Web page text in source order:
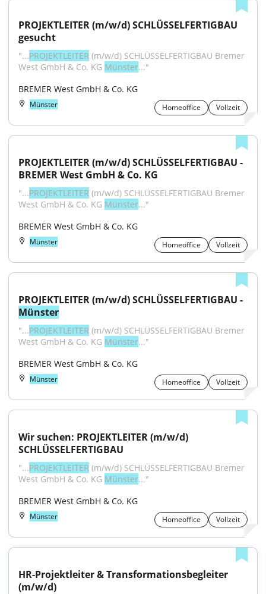
PROJEKTLEITER (m/w/d) SCHLÜSSELFERTIGBAU
gesucht
"...PROJEKTLEITER (m/w/d) SCHLÜSSELFERTIGBAU Bremer
West GmbH & Co. KG Münster..."
BREMER West GmbH & Co. KG
Münster Homeoffice Vollzeit
PROJEKTLEITER (m/w/d) SCHLÜSSELFERTIGBAU -
BREMER West GmbH & Co. KG
"...PROJEKTLEITER (m/w/d) SCHLÜSSELFERTIGBAU Bremer
West GmbH & Co. KG Münster..."
BREMER West GmbH & Co. KG
Münster Homeoffice Vollzeit
Münster
"...PROJEKTLEITER (m/w/d) SCHLÜSSELFERTIGBAU Bremer
West GmbH & Co. KG Münster..."
BREMER West GmbH & Co. KG
Münster Homeoffice Vollzeit
Wir suchen: PROJEKTLEITER (m/w/d)
SCHLÜSSELFERTIGBAU
"...PROJEKTLEITER (m/w/d) SCHLÜSSELFERTIGBAU Bremer
West GmbH & Co. KG Münster..."
BREMER West GmbH & Co. KG
Münster Homeoffice Vollzeit
HR-Projektleiter & Transformationsbegleiter
(m/w/d)